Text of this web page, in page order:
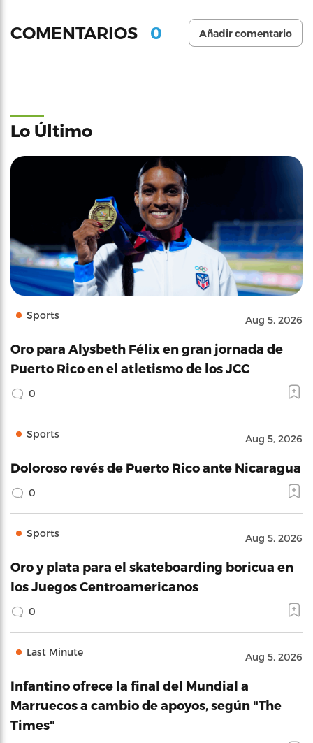
COMENTARIOS 0 Añadir comentario
Lo Último
Sports Aug 5, 2026
Oro para Alysbeth Félix en gran jornada de
Puerto Rico en el atletismo de los JCC
0
Sports Aug 5, 2026
Doloroso revés de Puerto Rico ante Nicaragua
0
Sports Aug 5, 2026
Oro y plata para el skateboarding boricua en
los Juegos Centroamericanos
0
Last Minute Aug 5, 2026
Infantino ofrece la final del Mundial a
Marruecos a cambio de apoyos, según "The
Times"